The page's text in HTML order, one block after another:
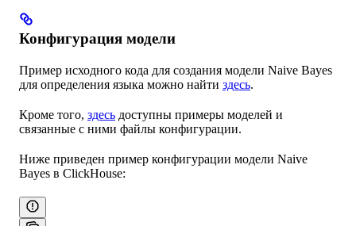
Конфигурация модели
Пример исходного кода для создания модели Naive Bayes
для определения языка можно найти здесь.
Кроме того, здесь доступны примеры моделей и
связанные с ними файлы конфигурации.
Ниже приведен пример конфигурации модели Naive
Bayes в ClickHouse: